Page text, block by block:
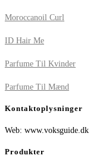
Moroccanoil Curl
ID Hair Me
Parfume Til Kvinder
Parfume Til Mænd
Kontaktoplysninger
Web: www.voksguide.dk
Produkter